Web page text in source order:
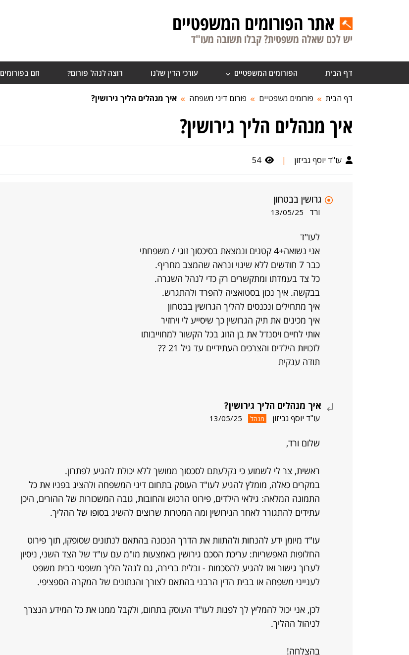
אתר הפורומים המשפטיים
יש לכם שאלה משפטית? קבלו תשובה מעו"ד
דף הבית הפורומים המשפטיים עורכי הדין שלנו רוצה לנהל פורום? חם בפורומים
דף הבית פורומים משפטיים פורום דיני משפחה איך מנהלים הליך גירושין?
איך מנהלים הליך גירושין?
עו"ד יוסף גביזון |
54
גרושין בבטחון
ורד 13/05/25
לעו"ד
אני נשואה+4 קטנים ונמצאת בסיכסוך זוגי / משפחתי
כבר 7 חודשים ללא שינוי ונראה שהמצב מחריף.
כל צד בעמדתו ומתקשרים רק כדי לנהל השגרה.
בבקשה. איך נכון בסטואציה להפרד ולהתגרש.
איך מתחילים ונכנסים להליך הגרושין בבטחון
איך מכינים את תיק הגרושין כך שיסייע לי ויחזיר
אותי לחיים ויסנדל את בן הזוג בכל הקשור למחוייבותו
לזכויות הילדים והצרכים העתידיים עד גיל 21 ??
תודה ענקית
איך מנהלים הליך גירושין?
עו"ד יוסף גביזון מנהל 13/05/25
שלום ורד,
ראשית, צר לי לשמוע כי נקלעתם לסכסוך ממושך ללא יכולת להגיע לפתרון.
במקרים כאלה, מומלץ להגיע לעו"ד העוסק בתחום דיני המשפחה ולהציג בפניו את כל
התמונה המלאה: גילאי הילדים, פירוט הרכוש והחובות, גובה המשכורות של ההורים, היכן
עתידים להתגורר לאחר הגירושין ומה המטרות שרוצים להשיג בסופו של ההליך.
עו"ד מיומן ידע להנחות ולהתוות את הדרך הנכונה בהתאם לנתונים שסופקו, תוך פירוט
החלופות האפשריות: עריכת הסכם גירושין באמצעות מו"מ עם עו"ד של הצד השני, ניסיון
לערוך גישור ואז להגיע להסכמות - ובלית ברירה, גם לנהל הליך משפטי בבית משפט
לענייני משפחה או בבית הדין הרבני בהתאם לצורך והנתונים של המקרה הספציפי.
לכן, אני יכול להמליץ לך לפנות לעו"ד העוסק בתחום, ולקבל ממנו את כל המידע הנצרך
לניהול ההליך.
בהצלחה!